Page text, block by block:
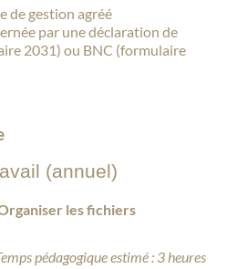
de gestion agréé
par une déclaration de
2031) ou BNC (formulaire
(annuel)
les fichiers
pédagogique estimé : 3 heures